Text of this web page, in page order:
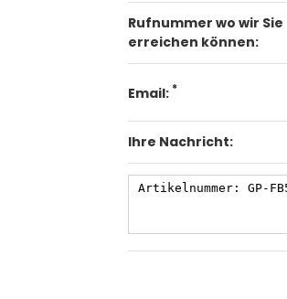
Rufnummer wo wir Sie
erreichen können:
Email: *
Ihre Nachricht: